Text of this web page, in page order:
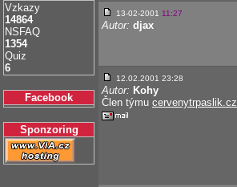
Vzkazy
14864
NSFAQ
1354
Quiz
6
Facebook
Sponzoring
13-02-2001 11:27
Autor: djax
12.02.2001 23:28
Autor: Kohy
Člen týmu cervenytrpaslik.cz